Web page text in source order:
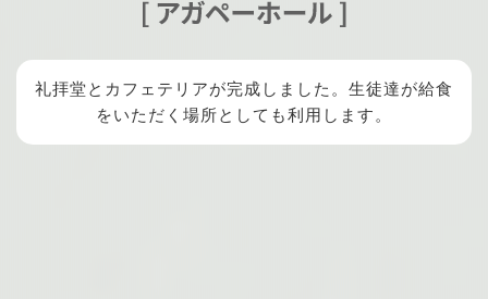
礼拝堂とカフェテリアが完成しました。生徒達が給食
をいただく場所としても利用します。